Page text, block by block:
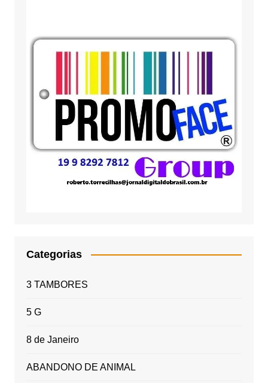
Categorias
3 TAMBORES
5 G
8 de Janeiro
ABANDONO DE ANIMAL